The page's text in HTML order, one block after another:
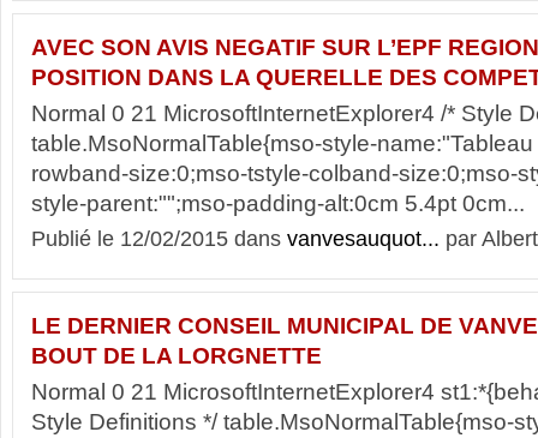
AVEC SON AVIS NEGATIF SUR L’EPF
POSITION DANS LA QUERELLE DES
Normal 0 21 MicrosoftInternetExplorer4 /* Style
table.MsoNormalTable{mso-style-
rowband-size:0;mso-tstyle-colband-size:0;mso-
style-parent:"";mso-padding-alt:0cm 5.4pt 0cm...
Publié le 12/02/2015 dans vanvesauquot... par
LE DERNIER CONSEIL MUNICIPAL DE
BOUT DE LA LORGNETTE
Normal 0 21 MicrosoftInternetExplorer4
Style Definitions */ table.MsoNormalTable{mso-